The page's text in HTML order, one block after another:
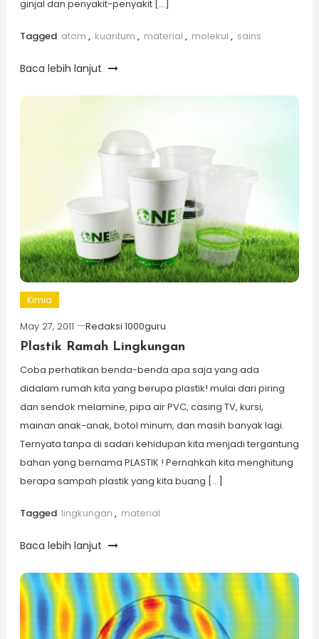
ginjal dan penyakit-penyakit […]
Tagged atom , kuantum , material , molekul , sains
Baca lebih lanjut
Kimia
May 27, 2011
Redaksi 1000guru
Plastik Ramah Lingkungan
Coba perhatikan benda-benda apa saja yang ada
didalam rumah kita yang berupa plastik! mulai dari piring
dan sendok melamine, pipa air PVC, casing TV, kursi,
mainan anak-anak, botol minum, dan masih banyak lagi.
Ternyata tanpa di sadari kehidupan kita menjadi tergantung
bahan yang bernama PLASTIK ! Pernahkah kita menghitung
berapa sampah plastik yang kita buang […]
Tagged lingkungan , material
Baca lebih lanjut